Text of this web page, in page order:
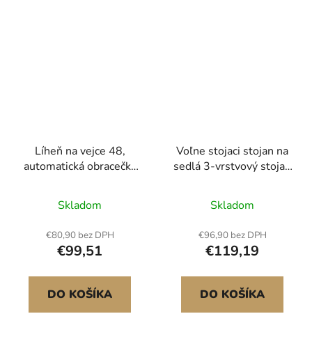
Líheň na vejce 48,
automatická obracečka
displej teploty a
automatická regulace
vlhkosti, průhledné
okénko s 360°
výhledem, líheň na
drůbeží vejce pro líhnutí
kuřat, kachen, hus a
Skladom
€80,90 bez DPH
€99,51
DO KOŠÍKA
Voľne stojaci stojan na
sedlá 3-vrstvový stojan
westernové sedlá
Skladom
€96,90 bez DPH
€119,19
DO KOŠÍKA